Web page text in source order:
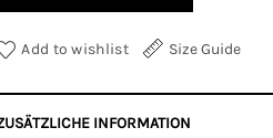
Add to wishlist Size Guide
INFORMATION